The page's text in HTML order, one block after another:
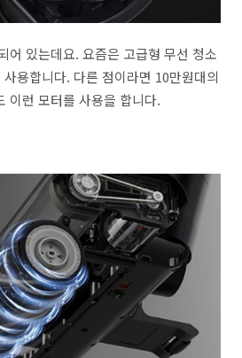
어 있는데요. 요즘은 고급형 무선 청소
용합니다. 다른 점이라면 10만원대의
이런 모터를 사용을 합니다.